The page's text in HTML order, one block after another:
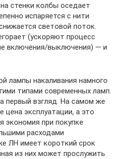
стенки колбы оседает
испаряется с нити
световой поток.
(ускоряют процесс
включения/выключения) — и
лампы накаливания намного
типами современных ламп.
первый взгляд. На самом же
эксплуатации, а это
экономия при покупке
расходами
ЛН имеет короткий срок
из них может прослужить